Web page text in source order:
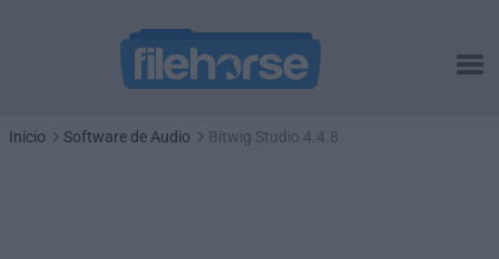
Inicio Software de Audio Bitwig Studio 4.4.8